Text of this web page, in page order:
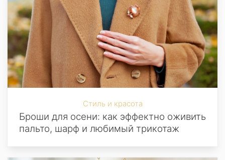
Стиль и красота
Броши для осени: как эффектно оживить
пальто, шарф и любимый трикотаж